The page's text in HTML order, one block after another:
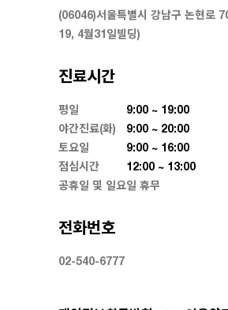
(06046)서울특별시 강남구 논현로
19, 4월31일빌딩)
진료시간
평일
9:00 ~ 19:00
야간진료(화)
9:00 ~ 20:00
토요일
9:00 ~ 16:00
점심시간
12:00 ~ 13:00
공휴일 및 일요일 휴무
전화번호
02-540-6777